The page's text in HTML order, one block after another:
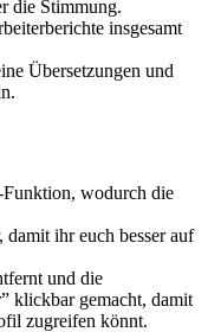
die Stimmung.
insgesamt
Übersetzungen und
Funktion, wodurch die
ihr euch besser auf
und die
klickbar gemacht, damit
zugreifen könnt.